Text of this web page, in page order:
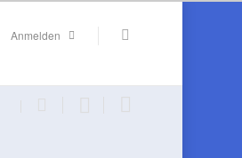
Anmelden